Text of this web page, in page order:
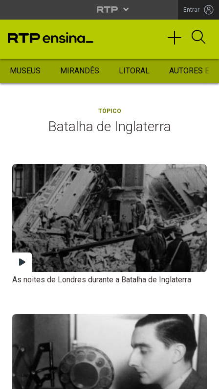
Entrar
MUSEUS MIRANDÊS LITORAL AUTORES
TÓPICO
Batalha de Inglaterra
As noites de Londres durante a Batalha de Inglaterra